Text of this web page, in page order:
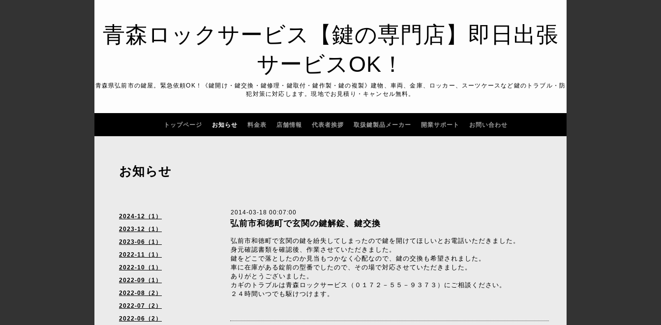
青森ロックサービス【鍵の専門店】即日出張
サービスOK！
青森県弘前市の鍵屋。緊急依頼OK！《鍵開け・鍵交換・鍵修理・鍵取付・鍵作製・鍵の複製》建物、車両、金庫、ロッカー、スーツケースなど鍵のトラブル・防
犯対策に対応します。現地でお見積り・キャンセル無料。
トップページ お知らせ 料金表 店舗情報 代表者挨拶 取扱鍵製品メーカー 開業サポート お問い合わせ
2024-12（1）
2023-12（1）
2023-06（1）
2022-11（1）
2022-10（1）
2022-09（1）
2022-08（2）
2022-07（2）
2022-06（2）
お知らせ
2014-03-18 00:07:00
弘前市和徳町で玄関の鍵解錠、鍵交換
弘前市和徳町で玄関の鍵を紛失してしまったので鍵を開けてほしいとお電話いただきました。
身元確認書類を確認後、作業させていただきました。
鍵をどこで落としたのか見当もつかなく心配なので、鍵の交換も希望されました。
車に在庫がある錠前の型番でしたので、その場で対応させていただきました。
ありがとうございました。
カギのトラブルは青森ロックサービス（０１７２－５５－９３７３）にご相談ください。
２４時間いつでも駆けつけます。